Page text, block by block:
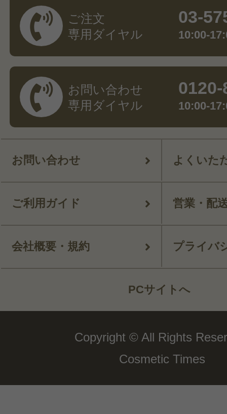
ご注文
専用ダイヤル
03-
10:00-
お問い合わせ
専用ダイヤル
10:00-
お問い合わせ よくいた
ご利用ガイド 営業・配
会社概要・規約 プライバ
PCサイトへ
Copyright © All Rights
Cosmetic Times